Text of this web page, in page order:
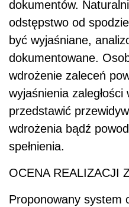
dokumentów.
odstępstwo od
być wyjaśniane,
dokumentowane.
wdrożenie zaleceń
wyjaśnienia
przedstawić
wdrożenia bądź
spełnienia.
OCENA REALIZACJI
Proponowany system